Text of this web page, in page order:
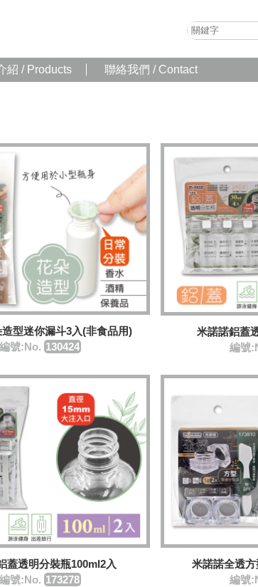
紹 / Products 聯絡我們 / Contact
型迷你漏斗3入(非食品用)
編號:No. 130424
米諾諾鋁蓋
編號
蓋透明分裝瓶100ml2入
編號:No. 173278
米諾諾全透
編號